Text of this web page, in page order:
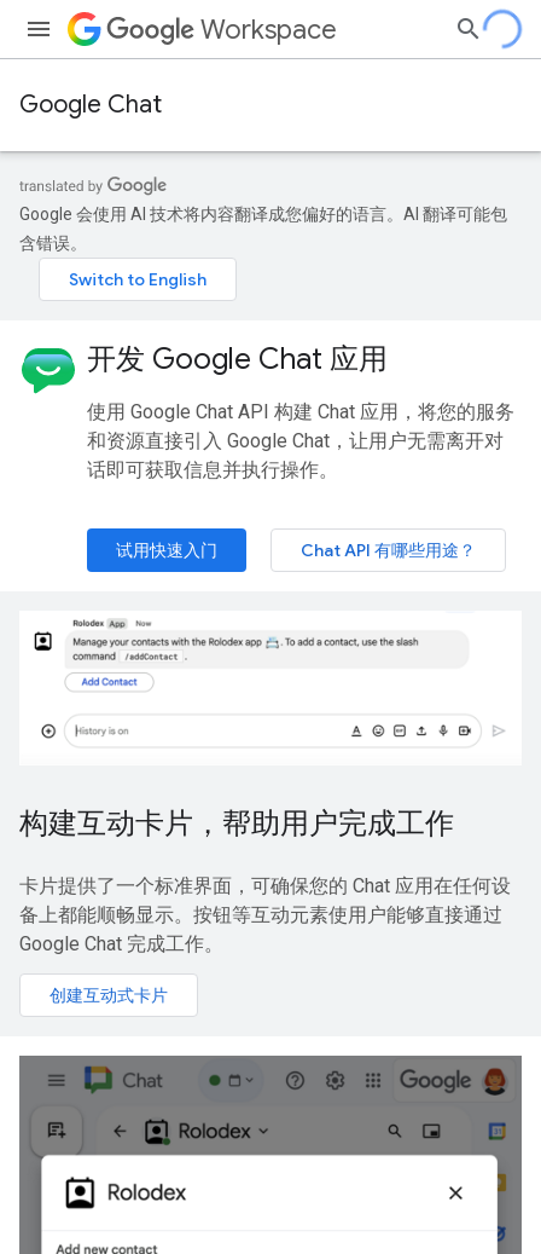
Workspace
Google Chat
Google 会使用 AI 技术将内容翻译成您偏好的语言。AI 翻译可能包
含错误。
开发 Google Chat 应用
使用 Google Chat API 构建 Chat 应用，将您的服务
和资源直接引入 Google Chat，让用户无需离开对
话即可获取信息并执行操作。
试用快速入门 Chat API 有哪些用途？
构建互动卡片，帮助用户完成工作
卡片提供了一个标准界面，可确保您的 Chat 应用在任何设
备上都能顺畅显示。按钮等互动元素使用户能够直接通过
Google Chat 完成工作。
创建互动式卡片